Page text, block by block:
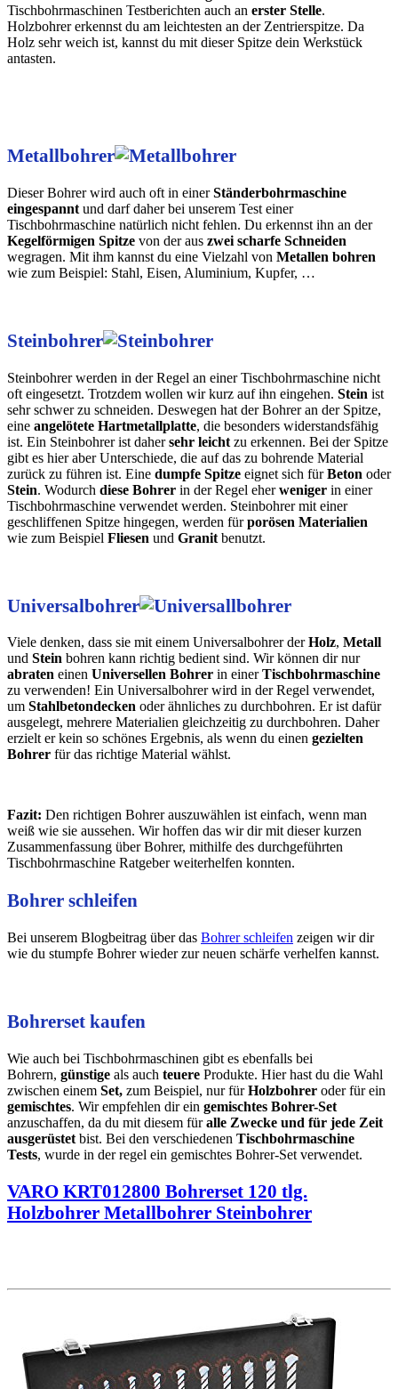
Tischbohrmaschinen Testberichten auch an erster Stelle.
Holzbohrer erkennst du am leichtesten an der Zentrierspitze. Da
Holz sehr weich ist, kannst du mit dieser Spitze dein Werkstück
antasten.
Metallbohrer
Dieser Bohrer wird auch oft in einerStänderbohrmaschine
eingespannt und darf daher bei unserem Test einer
Tischbohrmaschine natürlich nicht fehlen. Du erkennst ihn an der
Kegelförmigen Spitze von der aus zwei scharfe Schneiden
wegragen. Mit ihm kannst du eine Vielzahl von Metallen bohren
wie zum Beispiel: Stahl, Eisen, Aluminium, Kupfer, …
Steinbohrer
Steinbohrer werden in der Regel an einer Tischbohrmaschine nicht
oft eingesetzt. Trotzdem wollen wir kurz auf ihn eingehen. Stein ist
sehr schwer zu schneiden. Deswegen hat der Bohrer an der Spitze,
eine angelötete Hartmetallplatte, die besonders widerstandsfähig
ist. Ein Steinbohrer ist dahersehr leicht zu erkennen. Bei der Spitze
gibt es hier aber Unterschiede, die auf das zu bohrende Material
zurück zu führen ist. Eine dumpfe Spitze eignet sich fürBeton oder
Stein. Wodurch diese Bohrer in der Regel eherweniger in einer
Tischbohrmaschine verwendet werden. Steinbohrer mit einer
geschliffenen Spitze hingegen, werden fürporösen Materialien
wie zum Beispiel Fliesen und Granit benutzt.
Universalbohrer
Viele denken, dass sie mit einem Universalbohrer derHolz, Metall
und Stein bohren kann richtig bedient sind. Wir können dir nur
abraten einen Universellen Bohrer in einerTischbohrmaschine
zu verwenden! Ein Universalbohrer wird in der Regel verwendet,
um Stahlbetondecken oder ähnliches zu durchbohren. Er ist dafür
ausgelegt, mehrere Materialien gleichzeitig zu durchbohren. Daher
erzielt er kein so schönes Ergebnis, als wenn du einen gezielten
Bohrer für das richtige Material wählst.
Fazit: Den richtigen Bohrer auszuwählen ist einfach, wenn man
weiß wie sie aussehen. Wir hoffen das wir dir mit dieser kurzen
Zusammenfassung über Bohrer, mithilfe des durchgeführten
Tischbohrmaschine Ratgeber weiterhelfen konnten.
Bohrer schleifen
Bei unserem Blogbeitrag über das Bohrer schleifen zeigen wir dir
wie du stumpfe Bohrer wieder zur neuen schärfe verhelfen kannst.
Bohrerset kaufen
Wie auch bei Tischbohrmaschinen gibt es ebenfalls bei
Bohrern, günstige als auch teuere Produkte. Hier hast du die Wahl
zwischen einem Set, zum Beispiel, nur fürHolzbohrer oder für ein
gemischtes. Wir empfehlen dir ein gemischtes Bohrer-Set
anzuschaffen, da du mit diesem füralle Zwecke und für jede Zeit
ausgerüstet bist. Bei den verschiedenen Tischbohrmaschine
Tests, wurde in der regel ein gemischtes Bohrer-Set verwendet.
VARO KRT012800 Bohrerset 120 tlg.
Holzbohrer Metallbohrer Steinbohrer